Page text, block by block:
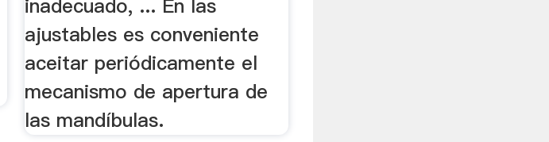
inadecuado, ... En las
ajustables es conveniente
aceitar periódicamente el
mecanismo de apertura de
las mandíbulas.